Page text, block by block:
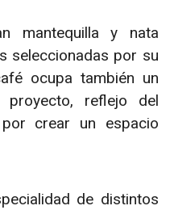
mantequilla y nata
seleccionadas por su
ocupa también un
reflejo del
crear un espacio
de distintos